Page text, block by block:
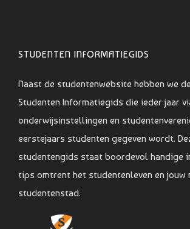
STUDENTEN INFORMATIEGIDS
Naast de studentenwebsite hebben we
Studenten Informatiegids die ieder jaar
onderwijsinstellingen en
eerstejaars studenten gegeven wordt.
studentengids staat boordevol handige
tips omtrent het studentenleven en jouw
studentenstad.